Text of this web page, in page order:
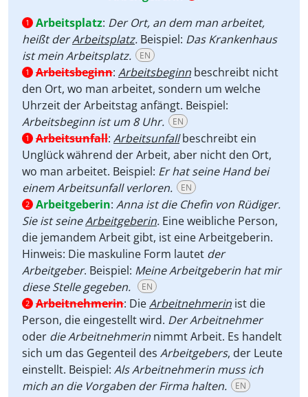
1 Arbeitsplatz: Der Ort, an dem man arbeitet,
heißt derArbeitsplatz. Beispiel: Das Krankenhaus
ist mein Arbeitsplatz.
EN
1 Arbeitsbeginn: Arbeitsbeginn beschreibt nicht
den Ort, wo man arbeitet, sondern um welche
Uhrzeit der Arbeitstag anfängt. Beispiel:
Arbeitsbeginn ist um 8 Uhr.
EN
1 Arbeitsunfall: Arbeitsunfall beschreibt ein
Unglück während der Arbeit, aber nicht den Ort,
wo man arbeitet. Beispiel: Er hat seine Hand bei
einem Arbeitsunfall verloren.
EN
2 Arbeitgeberin: Anna ist die Chefin von Rüdiger.
Sie ist seineArbeitgeberin. Eine weibliche Person,
die jemandem Arbeit gibt, ist eine Arbeitgeberin.
Hinweis: Die maskuline Form lautet der
Arbeitgeber. Beispiel: Meine Arbeitgeberin hat mir
diese Stelle gegeben.
EN
2 Arbeitnehmerin: DieArbeitnehmerin ist die
Person, die eingestellt wird. Der Arbeitnehmer
oder die Arbeitnehmerin nimmtArbeit. Es handelt
sich um das Gegenteil des Arbeitgebers, der Leute
einstellt. Beispiel: Als Arbeitnehmerin muss ich
mich an die Vorgaben der Firma halten.
EN